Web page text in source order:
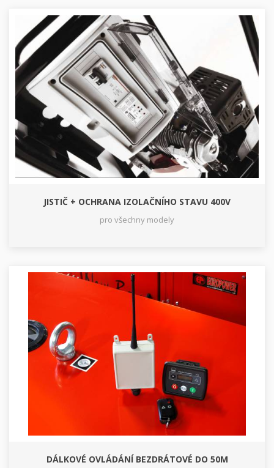
JISTIČ + OCHRANA IZOLAČNÍHO STAVU 400V
pro všechny modely
DÁLKOVÉ OVLÁDÁNÍ BEZDRÁTOVÉ DO 50M